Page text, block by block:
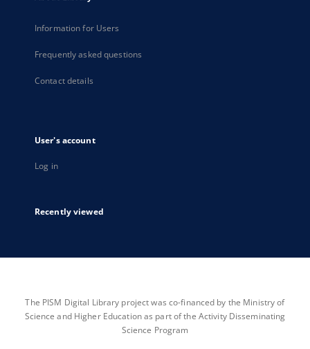
Information for Users
Frequently asked questions
Contact details
User's account
Log in
Recently viewed
The PISM Digital Library project was co-financed by the Ministry of
Science and Higher Education as part of the Activity Disseminating
Science Program